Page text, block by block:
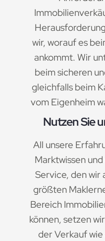
wir, worauf es
ankommt. Wir
beim sicheren
gleichfalls beim
vom Eigenheim
Nutzen Sie
All unsere
Marktwissen
Service, den wir
größten
Bereich
können, setzen
der Verkauf